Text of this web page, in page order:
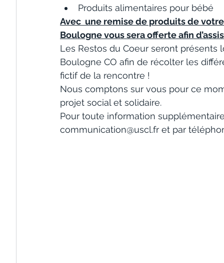
Produits alimentaires pour bébé
Avec  une remise de produits de
Boulogne vous sera offerte afin
Les Restos du Coeur seront
Boulogne CO afin de récolter les
fictif de la rencontre !
Nous comptons sur vous pour ce
projet social et solidaire.
Pour toute information
communication@uscl.fr et par